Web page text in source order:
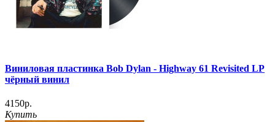
Виниловая пластинка Bob Dylan - Highway 61 Revisited LP
чёрный винил
4150р.
Купить